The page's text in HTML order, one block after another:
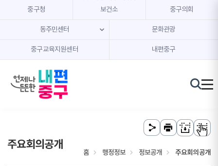
본문 내용 바로가기
주메뉴 바로가기
중구청 보건소 중구의회
동주민센터 문화관광
중구교육지원센터 내편중구
주요회의공개
홈 행정정보 정보공개 주요회의공개